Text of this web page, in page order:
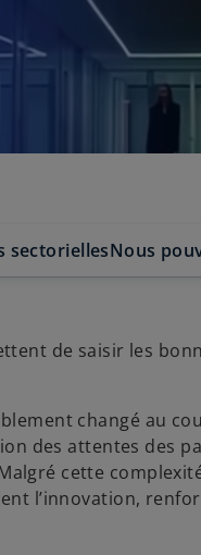
sectoriellesNous
de saisir les
changé au
des attentes des
cette
l’innovation,